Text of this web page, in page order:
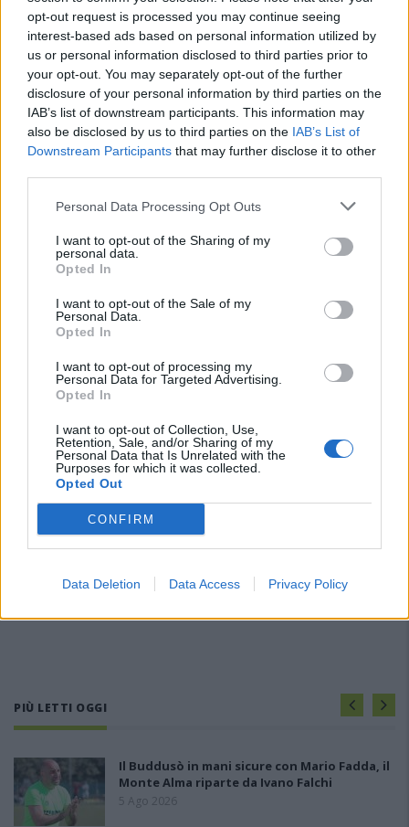
opt-out request is processed you may continue seeing
interest-based ads based on personal information utilized by
us or personal information disclosed to third parties prior to
your opt-out. You may separately opt-out of the further
disclosure of your personal information by third parties on the
IAB’s list of downstream participants. This information may
also be disclosed by us to third parties on the IAB’s List of
Downstream Participants that may further disclose it to other
Personal Data Processing Opt Outs
I want to opt-out of the Sharing of my
personal data.
Opted In
I want to opt-out of the Sale of my
Personal Data.
Opted In
I want to opt-out of processing my
Personal Data for Targeted Advertising.
Opted In
I want to opt-out of Collection, Use,
Retention, Sale, and/or Sharing of my
Personal Data that Is Unrelated with the
Purposes for which it was collected.
Opted Out
CONFIRM
Data Deletion Data Access Privacy Policy
PIÙ LETTI OGGI
Il Buddusò in mani sicure con Mario Fadda, il
Monte Alma riparte da Ivano Falchi
5 Ago 2026